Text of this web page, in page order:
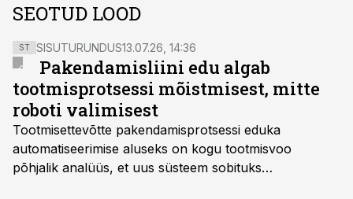
SEOTUD LOOD
ST SISUTURUNDUS13.07.26, 14:36
Pakendamisliini edu algab
tootmisprotsessi mõistmisest, mitte
roboti valimisest
Tootmisettevõtte pakendamisprotsessi eduka
automatiseerimise aluseks on kogu tootmisvoo
põhjalik analüüs, et uus süsteem sobituks